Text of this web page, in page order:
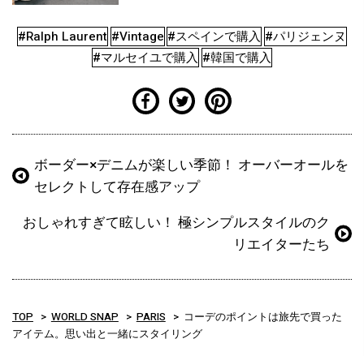
#Ralph Laurent #Vintage #スペインで購入 #パリジェンヌ
#マルセイユで購入 #韓国で購入
ボーダー×デニムが楽しい季節！ オーバーオールを
セレクトして存在感アップ
おしゃれすぎて眩しい！ 極シンプルスタイルのク
リエイターたち
TOP WORLD SNAP PARIS
コーデのポイントは旅先で買った
アイテム。思い出と一緒にスタイリング